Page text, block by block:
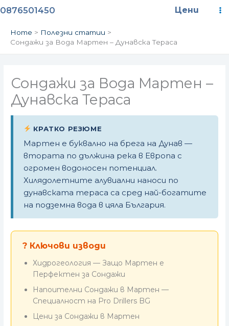
to
0876501450 Цени
Home
Полезни статии
Сондажи за Вода Мартен – Дунавска Тераса
Сондажи за Вода Мартен –
Дунавска Тераса
КРАТКО РЕЗЮМЕ
Мартен е буквално на брега на Дунав —
втората по дължина река в Европа с
огромен водоносен потенциал.
Хилядолетните алувиални наноси по
дунавската тераса са сред най-богатите
на подземна вода в цяла България.
? Ключови изводи
Хидрогеология — Защо Мартен е
Перфектен за Сондажи
Напоителни Сондажи в Мартен —
Специалност на Pro Drillers BG
Цени за Сондажи в Мартен